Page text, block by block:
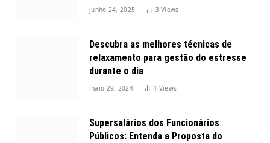
junho 24, 2025 3Views
Descubra as melhores técnicas de
relaxamento para gestão do estresse
durante o dia
maio 29, 2024 4 Views
Supersalários dos Funcionários
Públicos: Entenda a Proposta do